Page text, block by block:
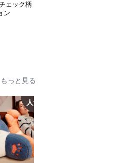
ェック柄
ン
もっと見る
人気